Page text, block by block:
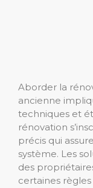
Aborder la
ancienne
techniques et
rénovation
précis qui
système. Les
des
certaines